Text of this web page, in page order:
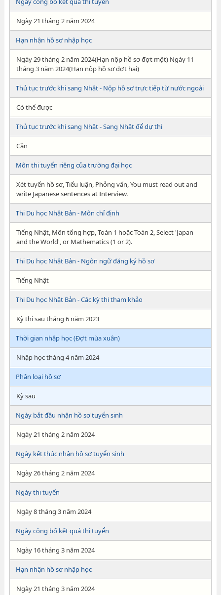
Ngày 21 tháng 2 năm 2024
Hạn nhận hồ sơ nhập học
Ngày 29 tháng 2 năm 2024(Hạn nộp hồ sơ đợt một) Ngày 11
tháng 3 năm 2024(Hạn nộp hồ sơ đợt hai)
Thủ tục trước khi sang Nhật - Nộp hồ sơ trực tiếp từ nước ngoài
Có thể được
Thủ tục trước khi sang Nhật - Sang Nhật để dự thi
Cần
Môn thi tuyển riêng của trường đại học
Xét tuyển hồ sơ, Tiểu luận, Phỏng vấn, You must read out and
write Japanese sentences at Interview.
Thi Du học Nhật Bản - Môn chỉ định
Tiếng Nhật, Môn tổng hợp, Toán 1 hoặc Toán 2, Select 'Japan
and the World', or Mathematics (1 or 2).
Thi Du học Nhật Bản - Ngôn ngữ đăng ký hồ sơ
Tiếng Nhật
Thi Du học Nhật Bản - Các kỳ thi tham khảo
Kỳ thi sau tháng 6 năm 2023
Thời gian nhập học (Đợt mùa xuân)
Nhập học tháng 4 năm 2024
Phân loại hồ sơ
Kỳ sau
Ngày bắt đầu nhận hồ sơ tuyển sinh
Ngày 21 tháng 2 năm 2024
Ngày kết thúc nhận hồ sơ tuyển sinh
Ngày 26 tháng 2 năm 2024
Ngày thi tuyển
Ngày 8 tháng 3 năm 2024
Ngày công bố kết quả thi tuyển
Ngày 16 tháng 3 năm 2024
Hạn nhận hồ sơ nhập học
Ngày 21 tháng 3 năm 2024